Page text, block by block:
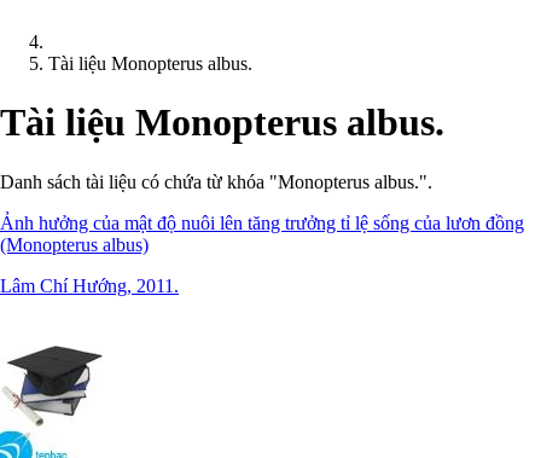
Tài liệu Monopterus albus.
Tài liệu Monopterus albus.
Danh sách tài liệu có chứa từ khóa "Monopterus albus.".
Ảnh hưởng của mật độ nuôi lên tăng trưởng tỉ lệ sống của lươn đồng
(Monopterus albus)
Lâm Chí Hướng, 2011.